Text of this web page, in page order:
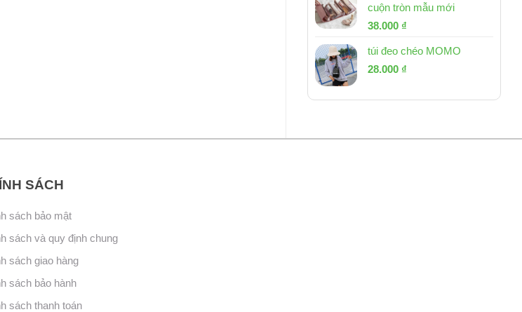
cuộn tròn mẫu mới
Giá
là:
53.000 ₫.
38.000 ₫
tại
túi đeo chéo MOMO
Giá
là:
28.000 ₫
tại
SÁCH
sách bảo mật
sách và quy định chung
sách giao hàng
sách bảo hành
sách thanh toán